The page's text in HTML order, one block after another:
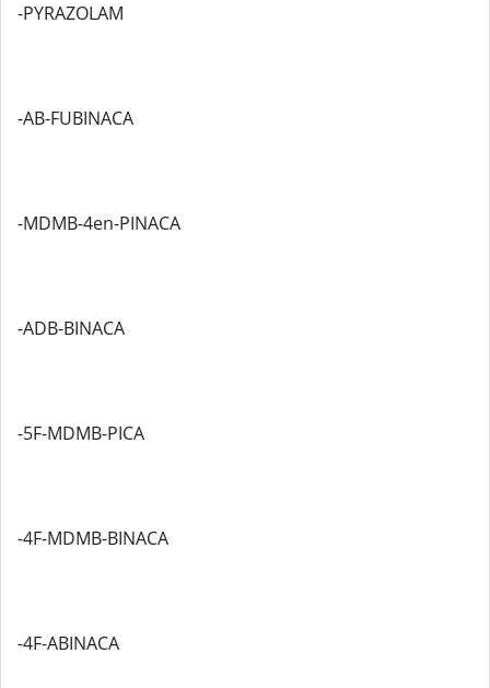
-PYRAZOLAM
-AB-FUBINACA
-MDMB-4en-PINACA
-ADB-BINACA
-5F-MDMB-PICA
-4F-MDMB-BINACA
-4F-ABINACA